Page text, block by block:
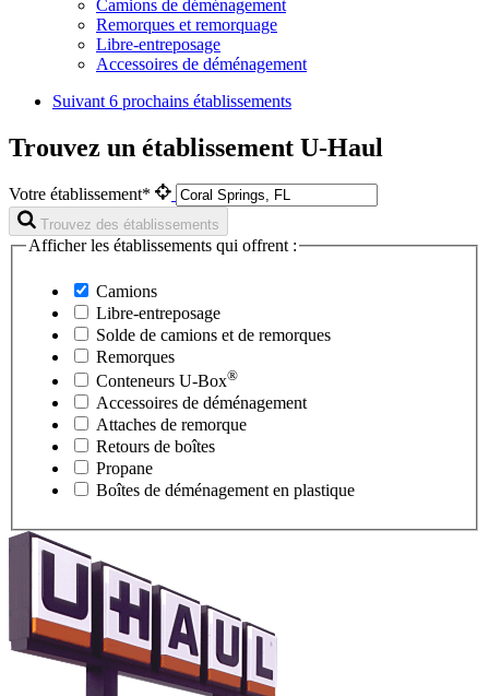
Camions de déménagement
Remorques et remorquage
Libre-entreposage
Accessoires de déménagement
Suivant 6 prochains établissements
Trouvez un établissement U-Haul
Votre établissement*
Trouvez des établissements
Afficher les établissements qui offrent :
Camions
Libre-entreposage
Solde de camions et de remorques
Remorques
Conteneurs U-Box®
Accessoires de déménagement
Attaches de remorque
Retours de boîtes
Propane
Boîtes de déménagement en plastique